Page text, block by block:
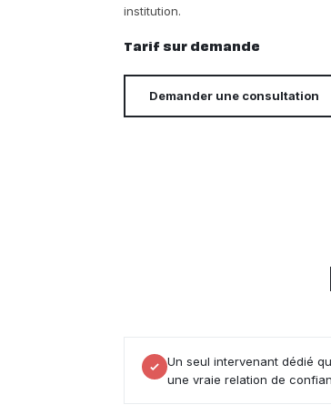
institution.
Tarif sur demande
Demander une consultation
Un seul intervenant dédié
une vraie relation de